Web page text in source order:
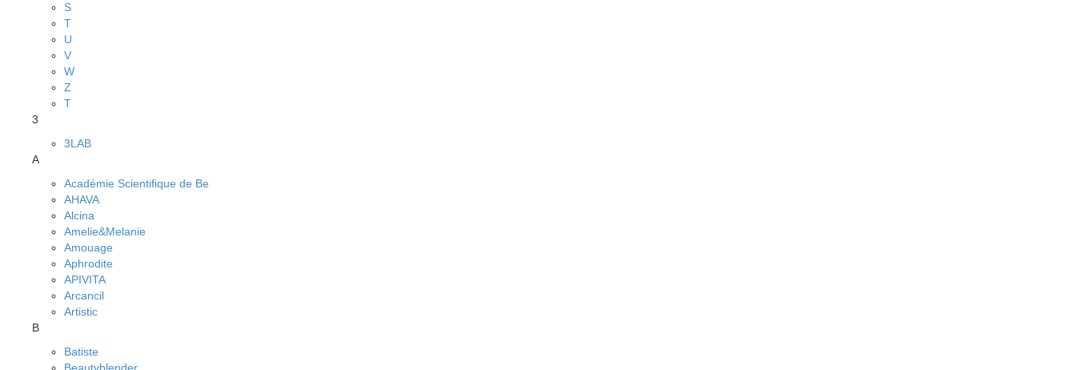
S
T
U
V
W
Z
Т
3
3LAB
A
Académie Scientifique de Be
AHAVA
Alcina
Amelie&Melanie
Amouage
Aphrodite
APIVITA
Arcancil
Artistic
B
Batiste